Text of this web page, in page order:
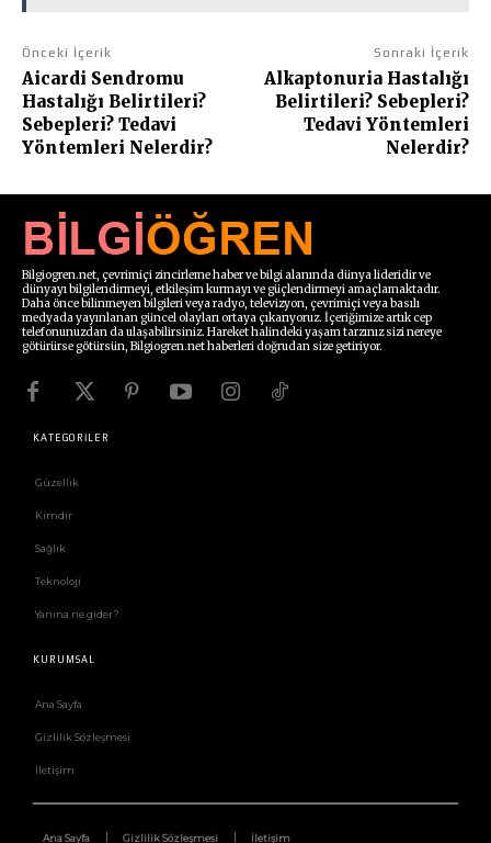
Önceki İçerik
Aicardi Sendromu
Hastalığı Belirtileri?
Sebepleri? Tedavi
Yöntemleri Nelerdir?
Sonraki İçerik
Alkaptonuria Hastalığı
Belirtileri? Sebepleri?
Tedavi Yöntemleri
Nelerdir?
Bilgiogren.net, çevrimiçi zincirleme haber ve bilgi alanında dünya lideridir ve
dünyayı bilgilendirmeyi, etkileşim kurmayı ve güçlendirmeyi amaçlamaktadır.
Daha önce bilinmeyen bilgileri veya radyo, televizyon, çevrimiçi veya basılı
medyada yayınlanan güncel olayları ortaya çıkarıyoruz. İçeriğimize artık cep
telefonunuzdan da ulaşabilirsiniz. Hareket halindeki yaşam tarzınız sizi nereye
götürürse götürsün, Bilgiogren.net haberleri doğrudan size getiriyor.
KATEGORİLER
Güzellik
Kimdir
Sağlık
Teknoloji
Yanına ne gider?
KURUMSAL
Ana Sayfa
Gizlilik Sözleşmesi
İletişim
Ana Sayfa Gizlilik Sözleşmesi İletişim